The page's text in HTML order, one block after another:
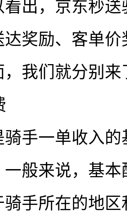
看出，京东秒
奖励、客单
，我们就分别
手一单收入
般来说，基
手所在的地